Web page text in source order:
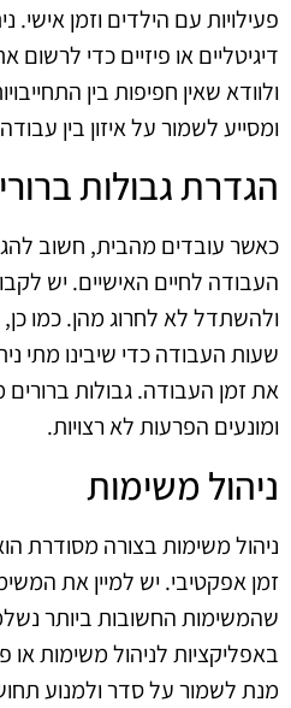
פעילויות עם הילדים וזמן אישי.
דיגיטליים או פיזיים כדי
ולוודא שאין חפיפות בין
ומסייע לשמור על איזון בין
הגדרת גבולות
כאשר עובדים מהבית, חשוב
העבודה לחיים האישיים. יש
ולהשתדל לא לחרוג מהן. כמו
שעות העבודה כדי שיבינו מתי
את זמן העבודה. גבולות ברורים
ומונעים הפרעות לא רצויות.
ניהול משימות
ניהול משימות בצורה מסודרת
זמן אפקטיבי. יש למיין את
שהמשימות החשובות ביותר
באפליקציות לניהול משימות
מנת לשמור על סדר ולמנוע